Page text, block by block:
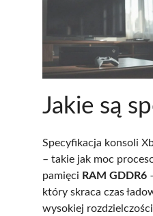
Jakie są
Specyfikacja konsoli
– takie jak moc
pamięci RAM GDDR6
który skraca czas
wysokiej